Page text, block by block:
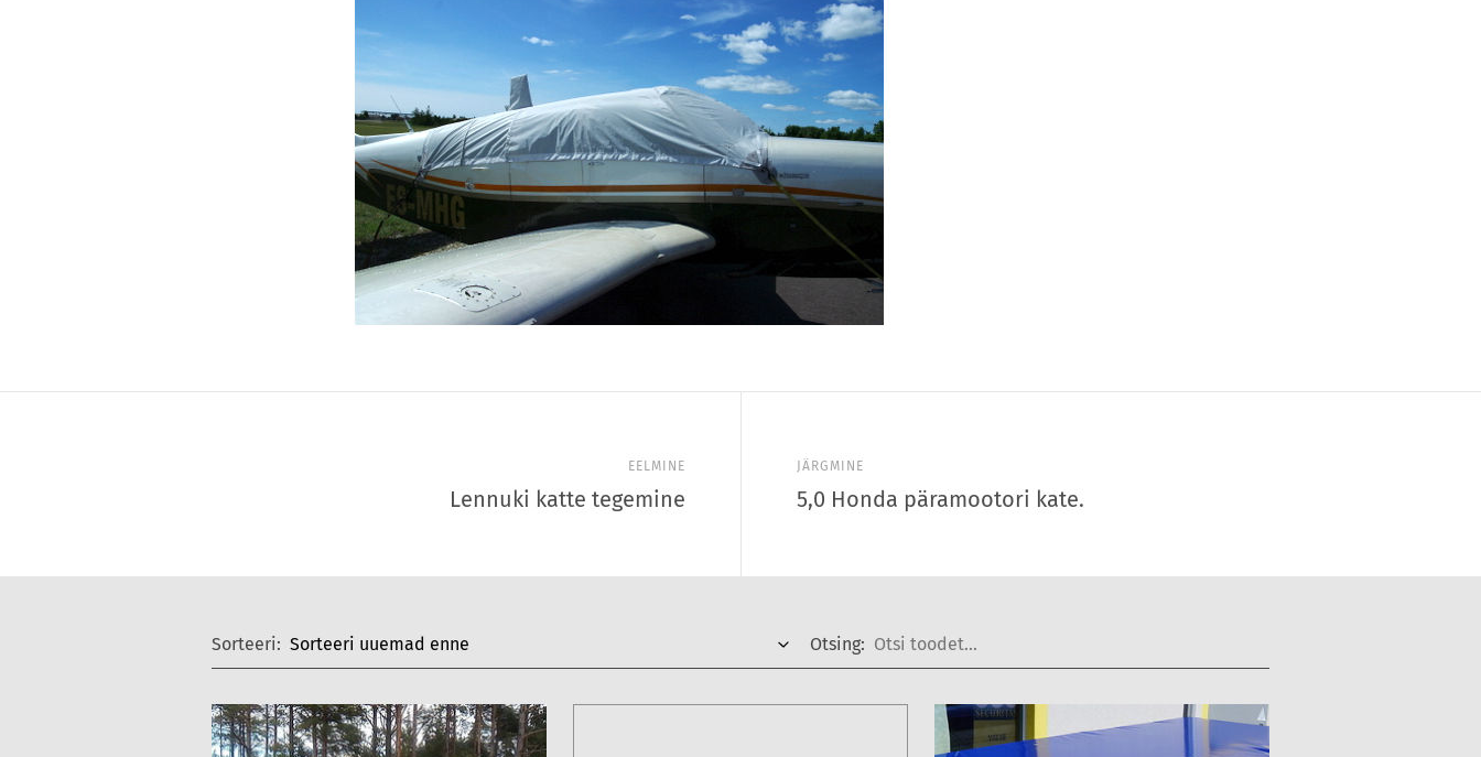
EELMINE
Lennuki katte tegemine
JÄRGMINE
5,0 Honda päramootori kate.
Sorteeri: Otsing: